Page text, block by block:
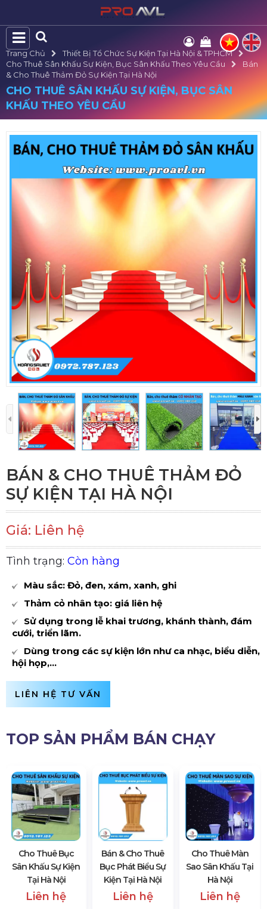
Trang Chủ
Thiết Bị Tổ Chức Sự Kiện Tại Hà Nội & TPHCM
Cho Thuê Sân Khấu Sự Kiện, Bục Sân Khấu Theo Yêu Cầu
Bán
& Cho Thuê Thảm Đỏ Sự Kiện Tại Hà Nội
CHO THUÊ SÂN KHẤU SỰ KIỆN, BỤC SÂN
KHẤU THEO YÊU CẦU
BÁN & CHO THUÊ THẢM ĐỎ
SỰ KIỆN TẠI HÀ NỘI
Giá: Liên hệ
Tình trạng: Còn hàng
Màu sắc: Đỏ, đen, xám, xanh, ghi
Thảm cỏ nhân tạo: giá liên hệ
Sử dụng trong lễ khai trương, khánh thành, đám
cưới, triển lãm.
Dùng trong các sự kiện lớn như ca nhạc, biểu diễn,
hội họp,...
LIÊN HỆ TƯ VẤN
TOP SẢN PHẨM BÁN CHẠY
Cho Thuê Bục
Sân Khấu Sự Kiện
Tại Hà Nội
Liên hệ
Bán & Cho Thuê
Bục Phát Biểu Sự
Kiện Tại Hà Nội
Liên hệ
Cho Thuê Màn
Sao Sân Khấu Tại
Hà Nội
Liên hệ